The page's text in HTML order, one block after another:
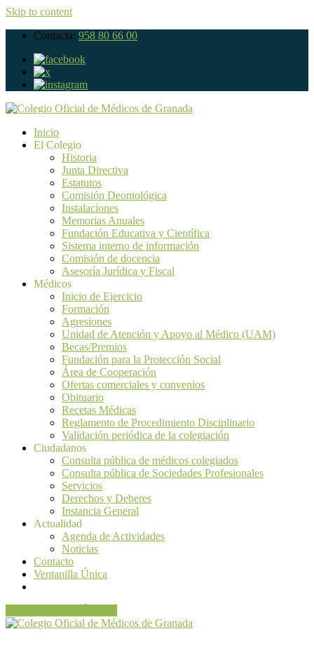
Skip to content
Contacta: 958 80 66 00
Inicio
El Colegio
Historia
Junta Directiva
Estatutos
Comisión Deontológica
Instalaciones
Memorias Anuales
Fundación Educativa y Científica
Sistema interno de información
Comisión de docencia
Asesoría Jurídica y Fiscal
Médicos
Inicio de Ejercicio
Formación
Agresiones
Unidad de Atención y Apoyo al Médico (UAM)
Becas/Premios
Fundación para la Protección Social
Área de Cooperación
Ofertas comerciales y convenios
Obituario
Recetas Médicas
Reglamento de Procedimiento Disciplinario
Validación periódica de la colegiación
Ciudadanos
Consulta pública de médicos colegiados
Consulta pública de Sociedades Profesionales
Servicios
Derechos y Deberes
Instancia General
Actualidad
Agenda de Actividades
Noticias
Contacto
Ventanilla Única